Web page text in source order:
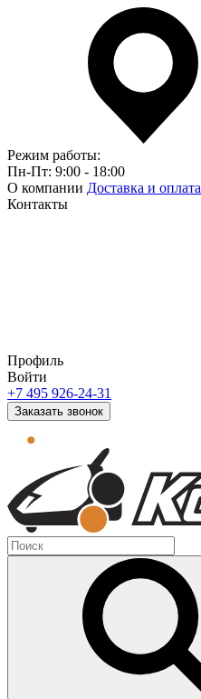
Режим работы:
Пн-Пт: 9:00 - 18:00
О компании Доставка и оплата
Контакты
Профиль
Войти
+7 495 926-24-31
Заказать звонок